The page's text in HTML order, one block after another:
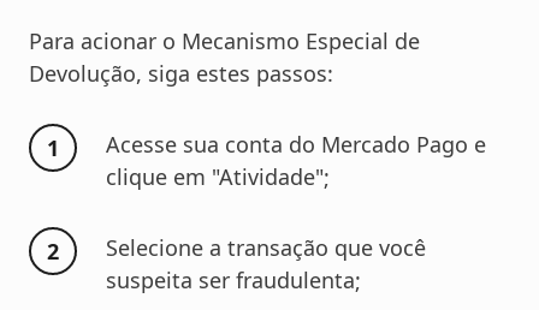
Para acionar o Mecanismo Especial de
Devolução, siga estes passos:
Acesse sua conta do Mercado Pago e
clique em "Atividade";
Selecione a transação que você
suspeita ser fraudulenta;